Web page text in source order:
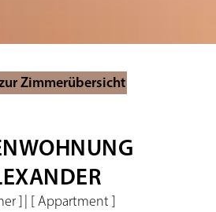
]| [ Appartment ]
Zimmerübersicht